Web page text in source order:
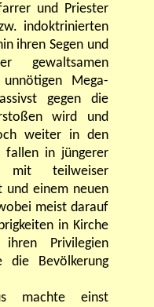
und Priester
indoktrinierten
ihren Segen und
gewaltsamen
Mega-
gegen die
wird und
weiter in den
fallen in jüngerer
teilweiser
und einem neuen
meist darauf
in Kirche
Privilegien
die Bevölkerung
machte einst